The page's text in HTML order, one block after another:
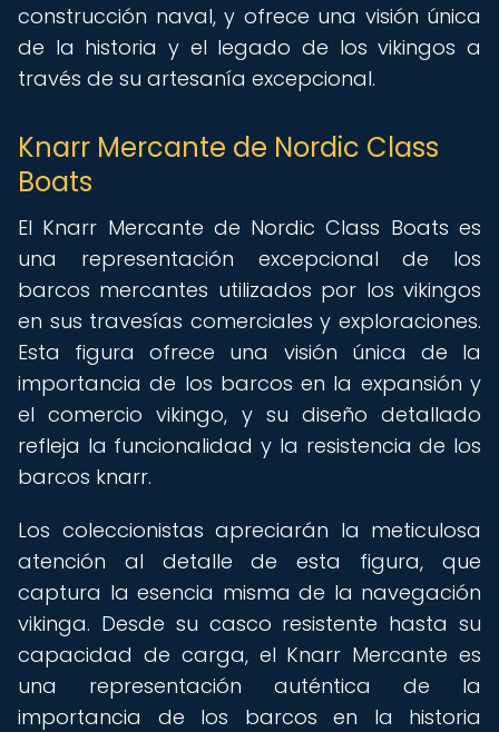
construcción naval, y ofrece una visión única
de la historia y el legado de los vikingos a
través de su artesanía excepcional.
Knarr Mercante de Nordic Class
Boats
El Knarr Mercante de Nordic Class Boats es
una representación excepcional de los
barcos mercantes utilizados por los vikingos
en sus travesías comerciales y exploraciones.
Esta figura ofrece una visión única de la
importancia de los barcos en la expansión y
el comercio vikingo, y su diseño detallado
refleja la funcionalidad y la resistencia de los
barcos knarr.
Los coleccionistas apreciarán la meticulosa
atención al detalle de esta figura, que
captura la esencia misma de la navegación
vikinga. Desde su casco resistente hasta su
capacidad de carga, el Knarr Mercante es
una representación auténtica de la
importancia de los barcos en la historia